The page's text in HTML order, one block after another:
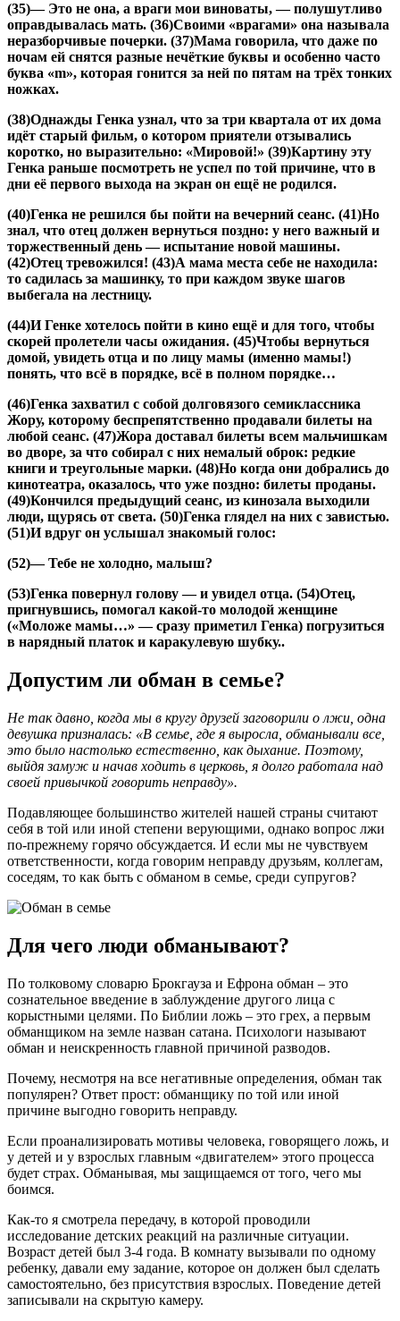
(35)— Это не она, а враги мои виноваты, — полушутливо
оправдывалась мать. (36)Своими «врагами» она называла
неразборчивые почерки. (37)Мама говорила, что даже по
ночам ей снятся разные нечёткие буквы и особенно часто
буква «m», которая гонится за ней по пятам на трёх тонких
ножках.
(38)Однажды Генка узнал, что за три квартала от их дома
идёт старый фильм, о котором приятели отзывались
коротко, но выразительно: «Мировой!» (39)Картину эту
Генка раньше посмотреть не успел по той причине, что в
дни её первого выхода на экран он ещё не родился.
(40)Генка не решился бы пойти на вечерний сеанс. (41)Но
знал, что отец должен вернуться поздно: у него важный и
торжественный день — испытание новой машины.
(42)Отец тревожился! (43)А мама места себе не находила:
то садилась за машинку, то при каждом звуке шагов
выбегала на лестницу.
(44)И Генке хотелось пойти в кино ещё и для того, чтобы
скорей пролетели часы ожидания. (45)Чтобы вернуться
домой, увидеть отца и по лицу мамы (именно мамы!)
понять, что всё в порядке, всё в полном порядке…
(46)Генка захватил с собой долговязого семиклассника
Жору, которому беспрепятственно продавали билеты на
любой сеанс. (47)Жора доставал билеты всем мальчишкам
во дворе, за что собирал с них немалый оброк: редкие
книги и треугольные марки. (48)Но когда они добрались до
кинотеатра, оказалось, что уже поздно: билеты проданы.
(49)Кончился предыдущий сеанс, из кинозала выходили
люди, щурясь от света. (50)Генка глядел на них с завистью.
(51)И вдруг он услышал знакомый голос:
(52)— Тебе не холодно, малыш?
(53)Генка повернул голову — и увидел отца. (54)Отец,
пригнувшись, помогал какой-то молодой женщине
(«Моложе мамы…» — сразу приметил Генка) погрузиться
в нарядный платок и каракулевую шубку..
Допустим ли обман в семье?
Не так давно, когда мы в кругу друзей заговорили о лжи, одна
девушка призналась: «В семье, где я выросла, обманывали все,
это было настолько естественно, как дыхание. Поэтому,
выйдя замуж и начав ходить в церковь, я долго работала над
своей привычкой говорить неправду».
Подавляющее большинство жителей нашей страны считают
себя в той или иной степени верующими, однако вопрос лжи
по-прежнему горячо обсуждается. И если мы не чувствуем
ответственности, когда говорим неправду друзьям, коллегам,
соседям, то как быть с обманом в семье, среди супругов?
Для чего люди обманывают?
По толковому словарю Брокгауза и Ефрона обман – это
сознательное введение в заблуждение другого лица с
корыстными целями. По Библии ложь – это грех, а первым
обманщиком на земле назван сатана. Психологи называют
обман и неискренность главной причиной разводов.
Почему, несмотря на все негативные определения, обман так
популярен? Ответ прост: обманщику по той или иной
причине выгодно говорить неправду.
Если проанализировать мотивы человека, говорящего ложь, и
у детей и у взрослых главным «двигателем» этого процесса
будет страх. Обманывая, мы защищаемся от того, чего мы
боимся.
Как-то я смотрела передачу, в которой проводили
исследование детских реакций на различные ситуации.
Возраст детей был 3-4 года. В комнату вызывали по одному
ребенку, давали ему задание, которое он должен был сделать
самостоятельно, без присутствия взрослых. Поведение детей
записывали на скрытую камеру.